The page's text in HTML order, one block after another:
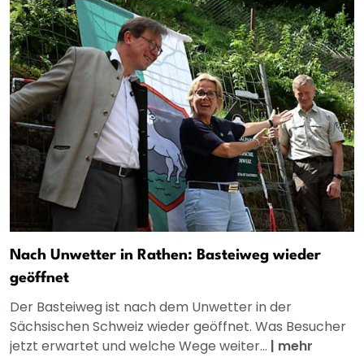
Nach Unwetter in Rathen: Basteiweg wieder
geöffnet
Der Basteiweg ist nach dem Unwetter in der
Sächsischen Schweiz wieder geöffnet. Was Besucher
jetzt erwartet und welche Wege weiter... | mehr